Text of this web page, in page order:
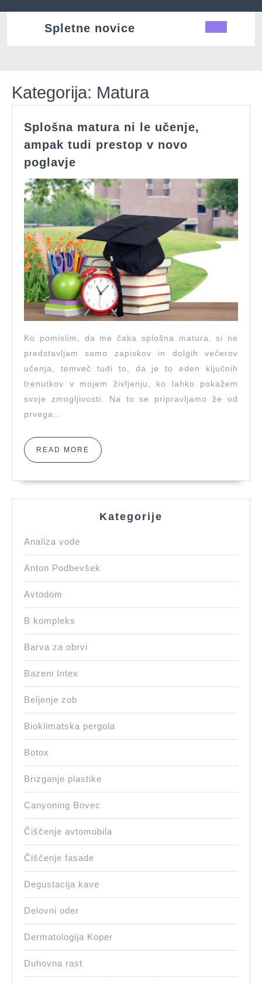
Spletne novice
Kategorija: Matura
Splošna matura ni le učenje,
ampak tudi prestop v novo
poglavje
ni
le
učenje,
ampak
tudi
prestop
v
novo
poglavje
Ko pomislim, da me čaka splošna matura, si ne
predstavljam samo zapiskov in dolgih večerov
učenja, temveč tudi to, da je to eden ključnih
trenutkov v mojem življenju, ko lahko pokažem
svoje zmogljivosti. Na to se pripravljamo že od
prvega…
READ MORE READ
MORE
Kategorije
Analiza vode
Anton Podbevšek
Avtodom
B kompleks
Barva za obrvi
Bazeni Intex
Beljenje zob
Bioklimatska pergola
Botox
Brizganje plastike
Canyoning Bovec
Čiščenje avtomobila
Čiščenje fasade
Degustacija kave
Delovni oder
Dermatologija Koper
Duhovna rast